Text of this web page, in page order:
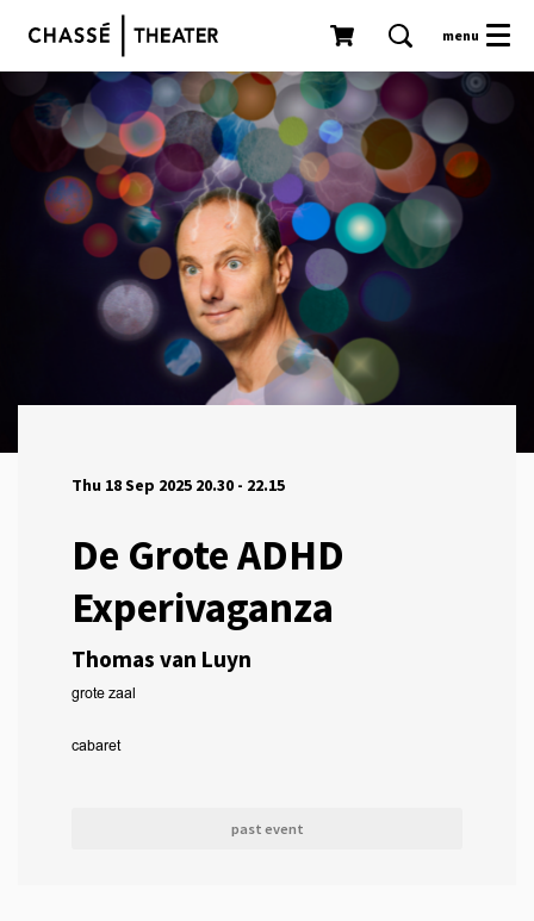
menu
De Grote ADHD
Experivaganza
Thomas van Luyn
Thu 18 Sep 2025 20.30 - 22.15
grote zaal
cabaret
past event